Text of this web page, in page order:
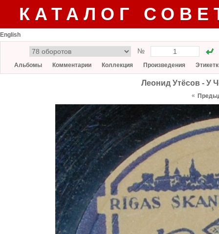
КАТАЛОГ
English
№
Альбомы Комментарии Коллекция Произведения
Леонид Утёсов - У
«